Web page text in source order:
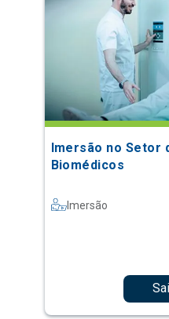
Imersão no Setor
Biomédicos
Imersão